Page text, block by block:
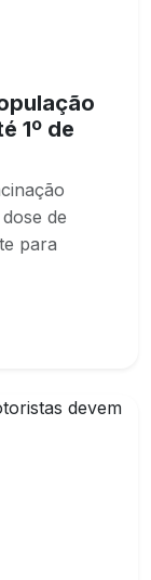
1º de
de
para